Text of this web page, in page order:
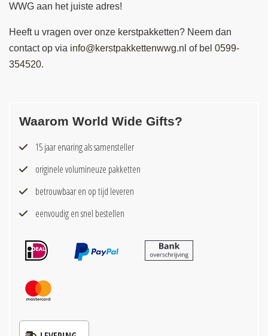
WWG aan het juiste adres!
Heeft u vragen over onze kerstpakketten? Neem dan
contact op via info@kerstpakkettenwwg.nl of bel 0599-
354520.
Waarom World Wide Gifts?
15 jaar ervaring als samensteller
originele volumineuze pakketten
betrouwbaar en op tijd leveren
eenvoudig en snel bestellen